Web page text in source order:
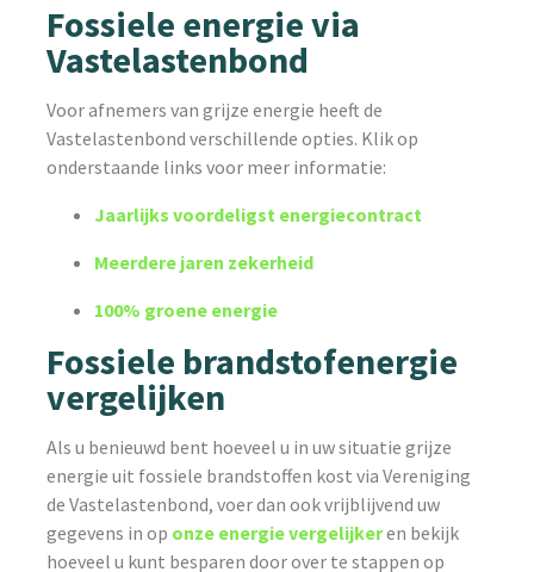
Fossiele energie via
Vastelastenbond
Voor afnemers van grijze energie heeft de
Vastelastenbond verschillende opties. Klik op
onderstaande links voor meer informatie:
Jaarlijks voordeligst energiecontract
Meerdere jaren zekerheid
100% groene energie
Fossiele brandstofenergie
vergelijken
Als u benieuwd bent hoeveel u in uw situatie grijze
energie uit fossiele brandstoffen kost via Vereniging
de Vastelastenbond, voer dan ook vrijblijvend uw
gegevens in op onze energie vergelijkeren bekijk
hoeveel u kunt besparen door over te stappen op